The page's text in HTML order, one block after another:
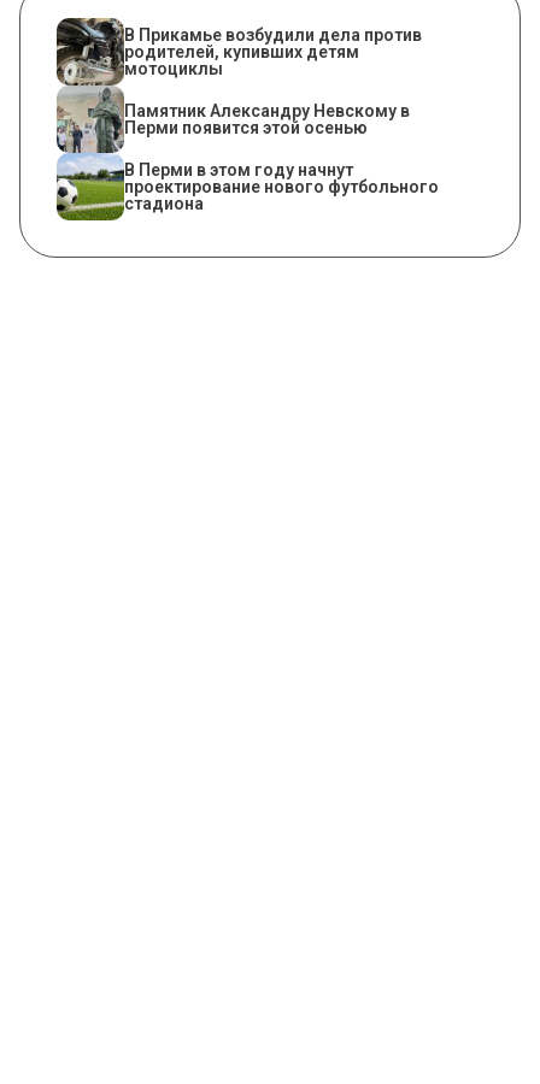
В Прикамье возбудили дела против
родителей, купивших детям
мотоциклы
​Памятник Александру Невскому в
Перми появится этой осенью
В Перми в этом году начнут
проектирование нового футбольного
стадиона